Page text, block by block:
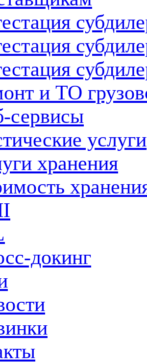
и ТО
сервисы
услуги
хранения
докинг